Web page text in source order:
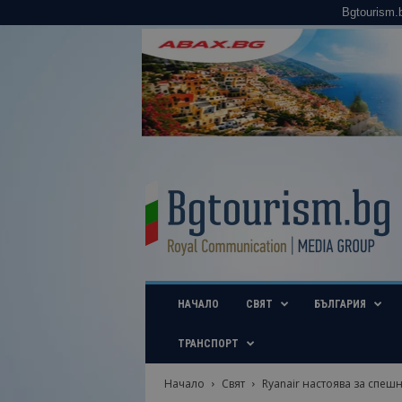
u
i
b
НАЧАЛО СВЯТ БЪЛГАРИЯ
ТРАНСПОРТ
Начало Свят
Ryanair настоява за